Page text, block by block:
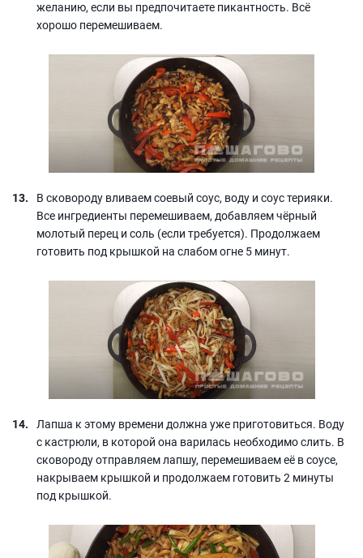
желанию, если вы предпочитаете пикантность. Всё
хорошо перемешиваем.
В сковороду вливаем соевый соус, воду и соус терияки.
Все ингредиенты перемешиваем, добавляем чёрный
молотый перец и соль (если требуется). Продолжаем
готовить под крышкой на слабом огне 5 минут.
Лапша к этому времени должна уже приготовиться. Воду
с кастрюли, в которой она варилась необходимо слить. В
сковороду отправляем лапшу, перемешиваем её в соусе,
накрываем крышкой и продолжаем готовить 2 минуты
под крышкой.